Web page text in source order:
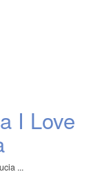
I Love
...